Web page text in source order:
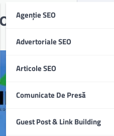
Agenție SEO
Advertoriale SEO
Articole SEO
Comunicate De Presă
Guest Post & Link Building